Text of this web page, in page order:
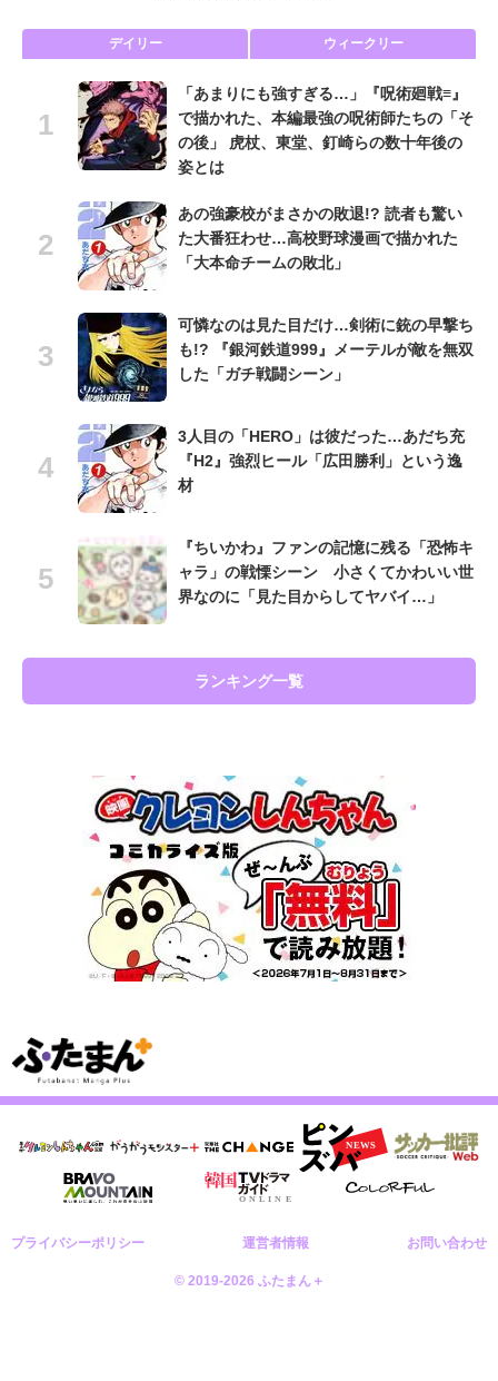
デイリー ウィークリー
「あまりにも強すぎる…」『呪術廻戦≡』
で描かれた、本編最強の呪術師たちの「そ
の後」 虎杖、東堂、釘崎らの数十年後の
姿とは
あの強豪校がまさかの敗退!? 読者も驚い
た大番狂わせ…高校野球漫画で描かれた
「大本命チームの敗北」
可憐なのは見た目だけ…剣術に銃の早撃ち
も!? 『銀河鉄道999』メーテルが敵を無双
した「ガチ戦闘シーン」
3人目の「HERO」は彼だった…あだち充
『H2』強烈ヒール「広田勝利」という逸
材
『ちいかわ』ファンの記憶に残る「恐怖キ
ャラ」の戦慄シーン 小さくてかわいい世
界なのに「見た目からしてヤバイ…」
ランキング一覧
プライバシーポリシー 運営者情報 お問い合わせ
© 2019-2026 ふたまん＋